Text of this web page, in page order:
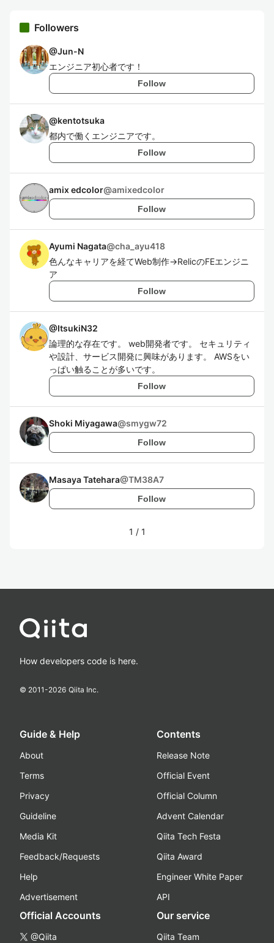
Followers
@Jun-N
エンジニア初心者です！
Follow
@kentotsuka
都内で働くエンジニアです。
Follow
amix edcolor@amixedcolor
Follow
Ayumi Nagata@cha_ayu418
色んなキャリアを経てWeb制作→RelicのFEエンジニ
ア
Follow
@ItsukiN32
論理的な存在です。 web開発者です。 セキュリティ
や設計、サービス開発に興味があります。 AWSをい
っぱい触ることが多いです。
Follow
Shoki Miyagawa@smygw72
Follow
Masaya Tatehara@TM38A7
Follow
1 / 1
How developers code is here.
© 2011-2026 Qiita Inc.
Guide & Help
About
Terms
Privacy
Guideline
Media Kit
Feedback/Requests
Help
Advertisement
Contents
Release Note
Official Event
Official Column
Advent Calendar
Qiita Tech Festa
Qiita Award
Engineer White Paper
API
Official Accounts
@Qiita
Our service
Qiita Team